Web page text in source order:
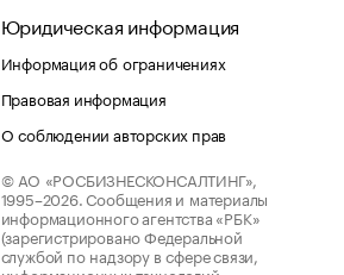
Юридическая информация
Информация об ограничениях
Правовая информация
О соблюдении авторских прав
© АО «РОСБИЗНЕСКОНСАЛТИНГ»,
1995–2026. Сообщения и материалы
информационного агентства «РБК»
(зарегистрировано Федеральной
службой по надзору в сфере связи,